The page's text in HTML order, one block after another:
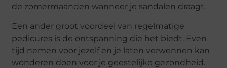
de zomermaanden wanneer je sandalen draagt.
Een ander groot voordeel van regelmatige
pedicures is de ontspanning die het biedt. Even
tijd nemen voor jezelf en je laten verwennen kan
wonderen doen voor je geestelijke gezondheid.